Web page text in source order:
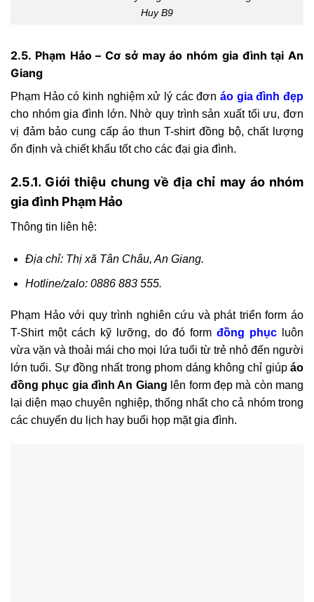
Huy B9
2.5. Phạm Hảo – Cơ sở may áo nhóm gia đình tại An
Giang
Phạm Hảo có kinh nghiệm xử lý các đơn áo gia đình đẹp
cho nhóm gia đình lớn. Nhờ quy trình sản xuất tối ưu, đơn
vị đảm bảo cung cấp áo thun T-shirt đồng bộ, chất lượng
ổn định và chiết khấu tốt cho các đại gia đình.
2.5.1. Giới thiệu chung về địa chỉ may áo nhóm
gia đình Phạm Hảo
Thông tin liên hệ:
Địa chỉ: Thị xã Tân Châu, An Giang.
Hotline/zalo: 0886 883 555.
Phạm Hảo với quy trình nghiên cứu và phát triển form áo
T-Shirt một cách kỹ lưỡng, do đó form đồng phục luôn
vừa vặn và thoải mái cho mọi lứa tuổi từ trẻ nhỏ đến người
lớn tuổi. Sự đồng nhất trong phom dáng không chỉ giúp áo
đồng phục gia đình An Giang lên form đẹp mà còn mang
lại diện mạo chuyên nghiệp, thống nhất cho cả nhóm trong
các chuyến du lịch hay buổi họp mặt gia đình.